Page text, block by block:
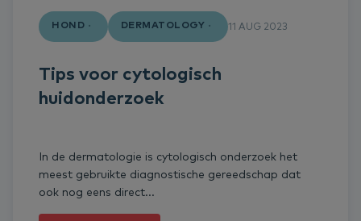
HOND DERMATOLOGY 11 AUG 2023
Tips voor cytologisch
huidonderzoek
In de dermatologie is cytologisch onderzoek het
meest gebruikte diagnostische gereedschap dat
ook nog eens direct...